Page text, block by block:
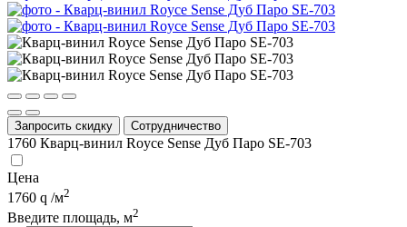
Запросить скидку Сотрудничество
1760 Кварц-винил Royce Sense Дуб Паро SE-703
Цена
1760
/м2
Введите площадь, м2